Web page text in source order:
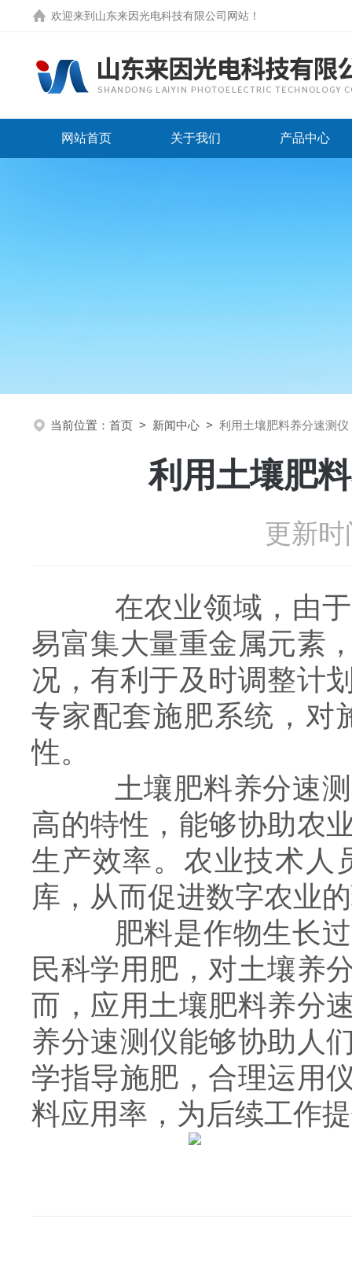
欢迎来到 山东来因光电科技有限公司网站 ！
网站首页 关于我们 产品中心
当前位置： 首页 > 新闻中心 > 利用土壤肥料养分速测
利用土壤肥
更新
在农业领域，由于
易富集大量重金属元素
况，有利于及时调整计
专家配套施肥系统，对
性。
土壤肥料养分速测
高的特性，能够协助农
生产效率。农业技术人
库，从而促进数字农业
肥料是作物生长过
民科学用肥，对土壤养
而，应用土壤肥料养分
养分速测仪能够协助人
学指导施肥，合理运用
料应用率，为后续工作